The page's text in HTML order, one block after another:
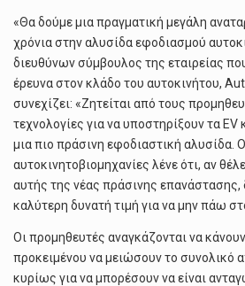
«Θα δούμε μια πραγματική μεγάλη
χρόνια στην αλυσίδα εφοδιασμού
διευθύνων σύμβουλος της εταιρείας
έρευνα στον κλάδο του αυτοκινήτου,
συνεχίζει: «Ζητείται από τους
τεχνολογίες για να υποστηρίξουν τα
μια πιο πράσινη εφοδιαστική αλυσίδα.
αυτοκινητοβιομηχανίες λένε ότι, αν
αυτής της νέας πράσινης
καλύτερη δυνατή τιμή για να μην πάω
Οι προμηθευτές αναγκάζονται να
προκειμένου να μειώσουν το συνολικό
κυρίως για να μπορέσουν να είναι